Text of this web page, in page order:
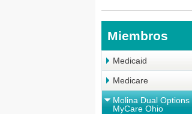
Miembros
Medicaid
Medicare
Molina Dual Options
MyCare Ohio